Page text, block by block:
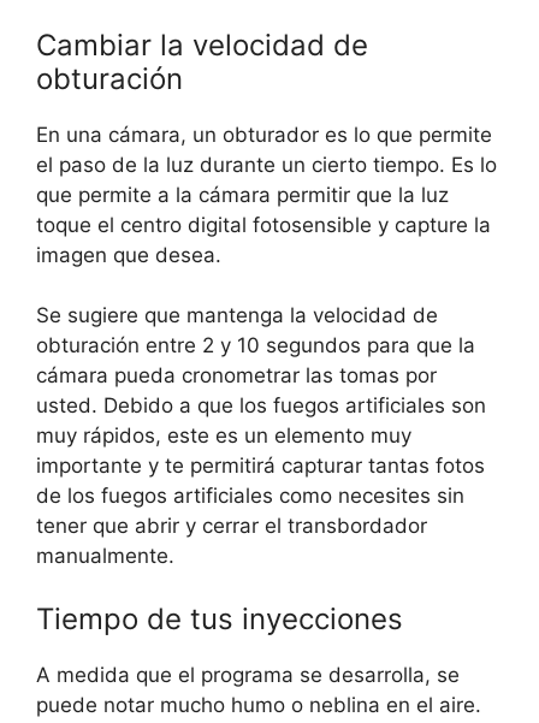
Cambiar la velocidad de
obturación
En una cámara, un obturador es lo que permite
el paso de la luz durante un cierto tiempo. Es lo
que permite a la cámara permitir que la luz
toque el centro digital fotosensible y capture la
imagen que desea.
Se sugiere que mantenga la velocidad de
obturación entre 2 y 10 segundos para que la
cámara pueda cronometrar las tomas por
usted. Debido a que los fuegos artificiales son
muy rápidos, este es un elemento muy
importante y te permitirá capturar tantas fotos
de los fuegos artificiales como necesites sin
tener que abrir y cerrar el transbordador
manualmente.
Tiempo de tus inyecciones
A medida que el programa se desarrolla, se
puede notar mucho humo o neblina en el aire.